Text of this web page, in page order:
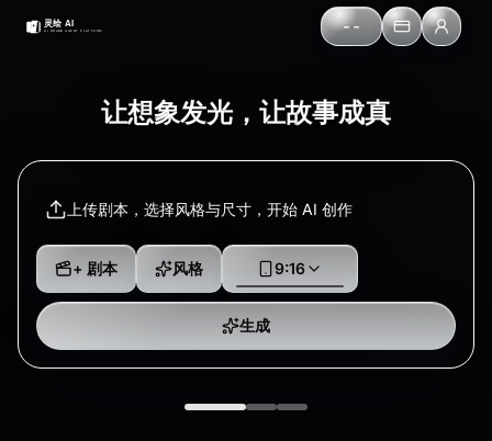
--
让想象发光，让故事成真
上传剧本，选择风格与尺寸，开始 AI 创作
+ 剧本 风格 9:16
生成